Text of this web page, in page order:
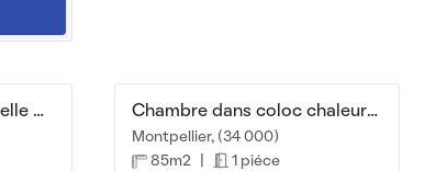
Chambre à louer dans belle maison Chambre dans coloc chaleureuse et conviviale
Montpellier, (34 000)
85m2
1 piéce